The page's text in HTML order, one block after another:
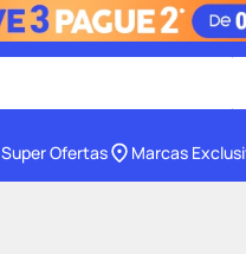
Super Ofertas Marcas